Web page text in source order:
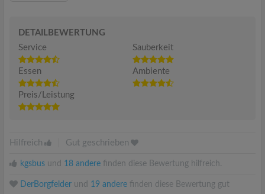
DETAILBEWERTUNG
Service
Sauberkeit
Essen Ambiente
Preis/Leistung
Hilfreich Gut geschrieben
kgsbus und 18 andere finden diese Bewertung hilfreich.
DerBorgfelder und 19 andere finden diese Bewertung gut